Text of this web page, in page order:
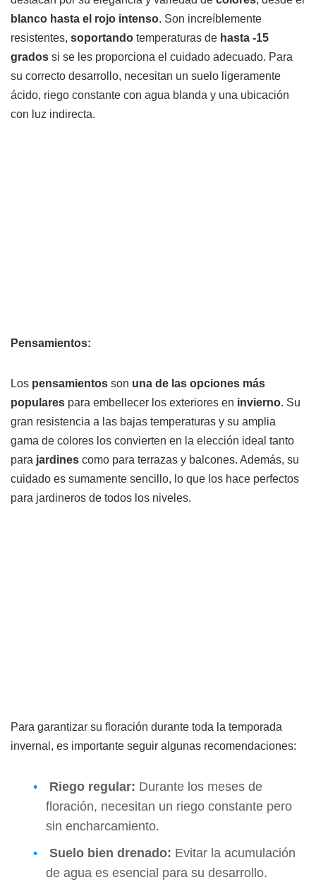
blanco hasta el rojo intenso. Son increíblemente
resistentes, soportando temperaturas de hasta -15
grados si se les proporciona el cuidado adecuado. Para
su correcto desarrollo, necesitan un suelo ligeramente
ácido, riego constante con agua blanda y una ubicación
con luz indirecta.
Pensamientos:
Los pensamientos son una de las opciones más
populares para embellecer los exteriores en invierno. Su
gran resistencia a las bajas temperaturas y su amplia
gama de colores los convierten en la elección ideal tanto
para jardines como para terrazas y balcones. Además, su
cuidado es sumamente sencillo, lo que los hace perfectos
para jardineros de todos los niveles.
Para garantizar su floración durante toda la temporada
invernal, es importante seguir algunas recomendaciones:
Riego regular: Durante los meses de
floración, necesitan un riego constante pero
sin encharcamiento.
Suelo bien drenado: Evitar la acumulación
de agua es esencial para su desarrollo.